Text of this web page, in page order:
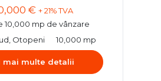
€ + 21% TVA
10,000 mp de vânzare
Otopeni
10,000 mp
mai multe detalii